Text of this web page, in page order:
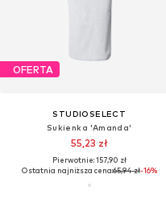
OFERTA
STUDIOSELECT
Sukienka 'Amanda'
55,23 zł
Pierwotnie: 157,90 zł
Ostatnia najniższa cena:65,94 zł-16%